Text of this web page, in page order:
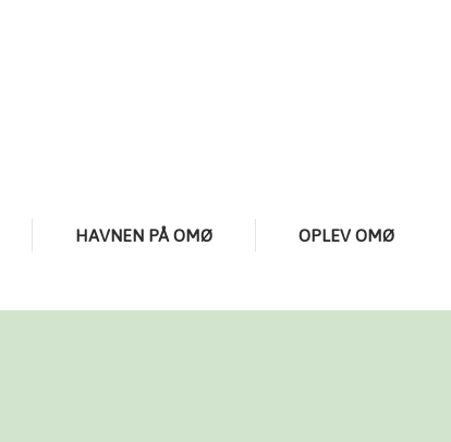
HAVNEN PÅ OMØ OPLEV OMØ